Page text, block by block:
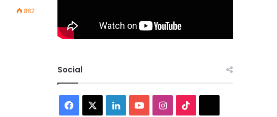
862
Social
Facebook LinkedInYouTubeInstagram